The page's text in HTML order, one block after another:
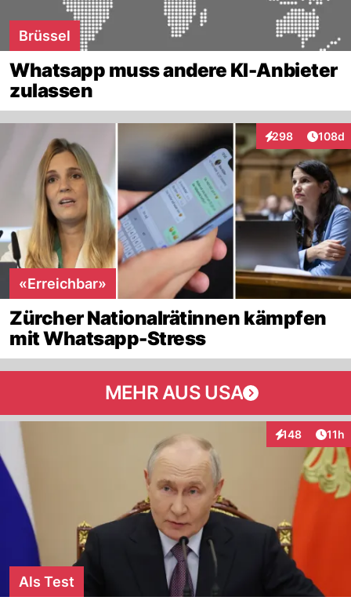
Brüssel
Whatsapp muss andere KI-Anbieter
zulassen
298
Interaktionen108d
«Erreichbar»
Zürcher Nationalrätinnen kämpfen
mit Whatsapp-Stress
MEHR AUS USA
148
Interaktionen
11h
Als Test